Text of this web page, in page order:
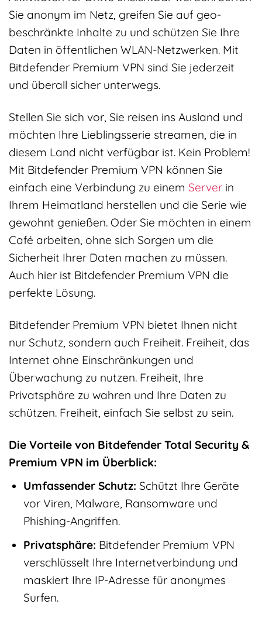
Sie anonym im Netz, greifen Sie auf geo-
beschränkte Inhalte zu und schützen Sie Ihre
Daten in öffentlichen WLAN-Netzwerken. Mit
Bitdefender Premium VPN sind Sie jederzeit
und überall sicher unterwegs.
Stellen Sie sich vor, Sie reisen ins Ausland und
möchten Ihre Lieblingsserie streamen, die in
diesem Land nicht verfügbar ist. Kein Problem!
Mit Bitdefender Premium VPN können Sie
einfach eine Verbindung zu einem Server in
Ihrem Heimatland herstellen und die Serie wie
gewohnt genießen. Oder Sie möchten in einem
Café arbeiten, ohne sich Sorgen um die
Sicherheit Ihrer Daten machen zu müssen.
Auch hier ist Bitdefender Premium VPN die
perfekte Lösung.
Bitdefender Premium VPN bietet Ihnen nicht
nur Schutz, sondern auch Freiheit. Freiheit, das
Internet ohne Einschränkungen und
Überwachung zu nutzen. Freiheit, Ihre
Privatsphäre zu wahren und Ihre Daten zu
schützen. Freiheit, einfach Sie selbst zu sein.
Die Vorteile von Bitdefender Total Security &
Premium VPN im Überblick:
Umfassender Schutz: Schützt Ihre Geräte
vor Viren, Malware, Ransomware und
Phishing-Angriffen.
Privatsphäre: Bitdefender Premium VPN
verschlüsselt Ihre Internetverbindung und
maskiert Ihre IP-Adresse für anonymes
Surfen.